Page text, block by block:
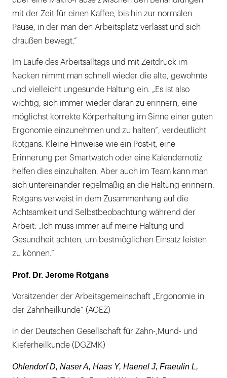
mit der Zeit für einen Kaffee, bis hin zur normalen
Pause, in der man den Arbeitsplatz verlässt und sich
draußen bewegt.“
Im Laufe des Arbeitsalltags und mit Zeitdruck im
Nacken nimmt man schnell wieder die alte, gewohnte
und vielleicht ungesunde Haltung ein. „Es ist also
wichtig, sich immer wieder daran zu erinnern, eine
möglichst korrekte Körperhaltung im Sinne einer guten
Ergonomie einzunehmen und zu halten“, verdeutlicht
Rotgans. Kleine Hinweise wie ein Post-it, eine
Erinnerung per Smartwatch oder eine Kalendernotiz
helfen dies einzuhalten. Aber auch im Team kann man
sich untereinander regelmäßig an die Haltung erinnern.
Rotgans verweist in dem Zusammenhang auf die
Achtsamkeit und Selbstbeobachtung während der
Arbeit: „Ich muss immer auf meine Haltung und
Gesundheit achten, um bestmöglichen Einsatz leisten
zu können.“
Prof. Dr. Jerome Rotgans
Vorsitzender der Arbeitsgemeinschaft „Ergonomie in
der Zahnheilkunde“ (AGEZ)
in der Deutschen Gesellschaft für Zahn-,Mund- und
Kieferheilkunde (DGZMK)
Ohlendorf D, Naser A, Haas Y, Haenel J, Fraeulin L,